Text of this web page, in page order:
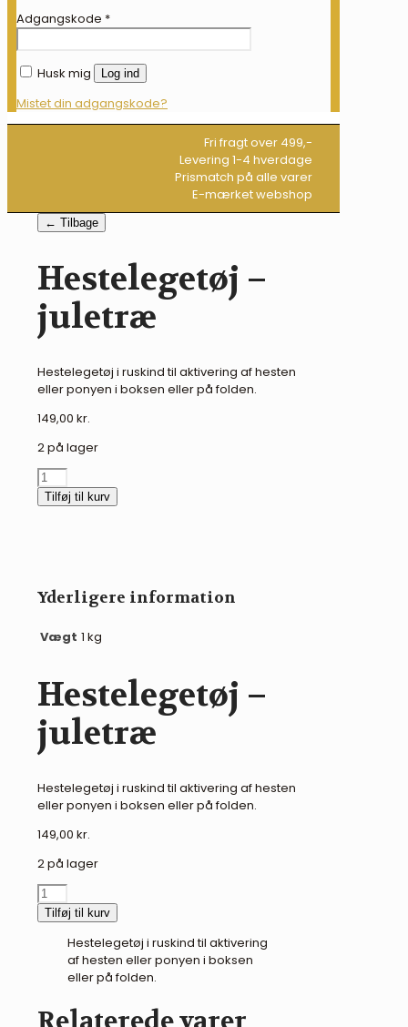
Adgangskode *
Husk mig Log ind
Mistet din adgangskode?
Fri fragt over 499,-
Levering 1-4 hverdage
Prismatch på alle varer
E-mærket webshop
← Tilbage
Hestelegetøj –
juletræ
Hestelegetøj i ruskind til aktivering af hesten
eller ponyen i boksen eller på folden.
149,00 kr.
2 på lager
Hestelegetøj
-
juletræ
Tilføj til kurv
Yderligere information
Vægt 1 kg
Hestelegetøj –
juletræ
Hestelegetøj i ruskind til aktivering af hesten
eller ponyen i boksen eller på folden.
149,00 kr.
2 på lager
Hestelegetøj
-
juletræ
Tilføj til kurv
Hestelegetøj i ruskind til aktivering
af hesten eller ponyen i boksen
eller på folden.